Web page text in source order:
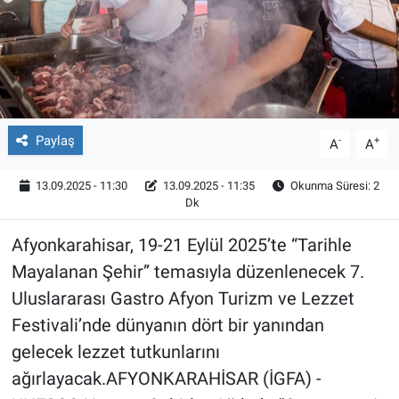
Paylaş A- A+
13.09.2025 - 11:30 13.09.2025 - 11:35
Okunma Süresi: 2
Dk
Afyonkarahisar, 19-21 Eylül 2025’te “Tarihle
Mayalanan Şehir” temasıyla düzenlenecek 7.
Uluslararası Gastro Afyon Turizm ve Lezzet
Festivali’nde dünyanın dört bir yanından
gelecek lezzet tutkunlarını
ağırlayacak.AFYONKARAHİSAR (İGFA) -
Röportaj
Video Galeri